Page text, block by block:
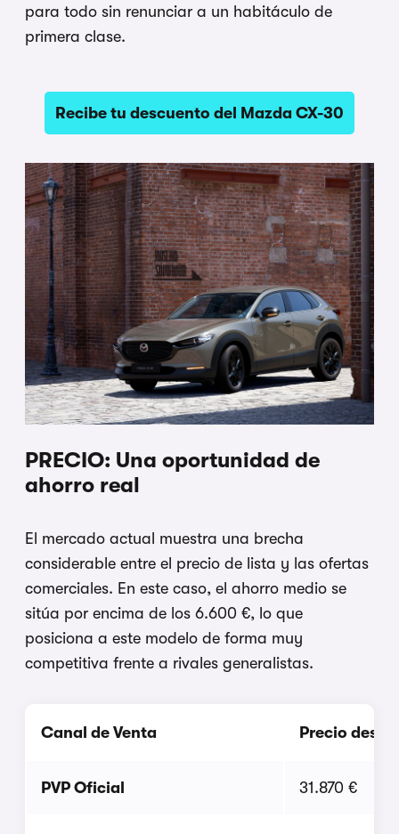
para todo sin renunciar a un habitáculo de
primera clase.
Recibe tu descuento del Mazda CX-30
PRECIO: Una oportunidad de
ahorro real
El mercado actual muestra una brecha
considerable entre el precio de lista y las ofertas
comerciales. En este caso, el ahorro medio se
sitúa por encima de los 6.600 €, lo que
posiciona a este modelo de forma muy
competitiva frente a rivales generalistas.
Canal de Venta Precio desde
PVP Oficial 31.870 €